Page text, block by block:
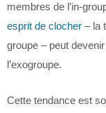
membres de l’in-
esprit de clocher – la
groupe – peut
l’exogroupe.
Cette tendance est